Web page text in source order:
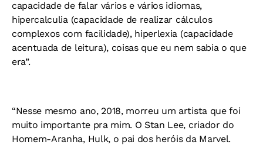
capacidade de falar vários e vários idiomas,
hipercalculia (capacidade de realizar cálculos
complexos com facilidade), hiperlexia (capacidade
acentuada de leitura), coisas que eu nem sabia o que
era”.
“Nesse mesmo ano, 2018, morreu um artista que foi
muito importante pra mim. O Stan Lee, criador do
Homem-Aranha, Hulk, o pai dos heróis da Marvel.